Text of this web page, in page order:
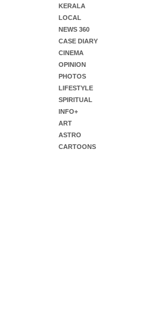
KERALA
LOCAL
NEWS 360
CASE DIARY
CINEMA
OPINION
PHOTOS
LIFESTYLE
SPIRITUAL
INFO+
ART
ASTRO
CARTOONS